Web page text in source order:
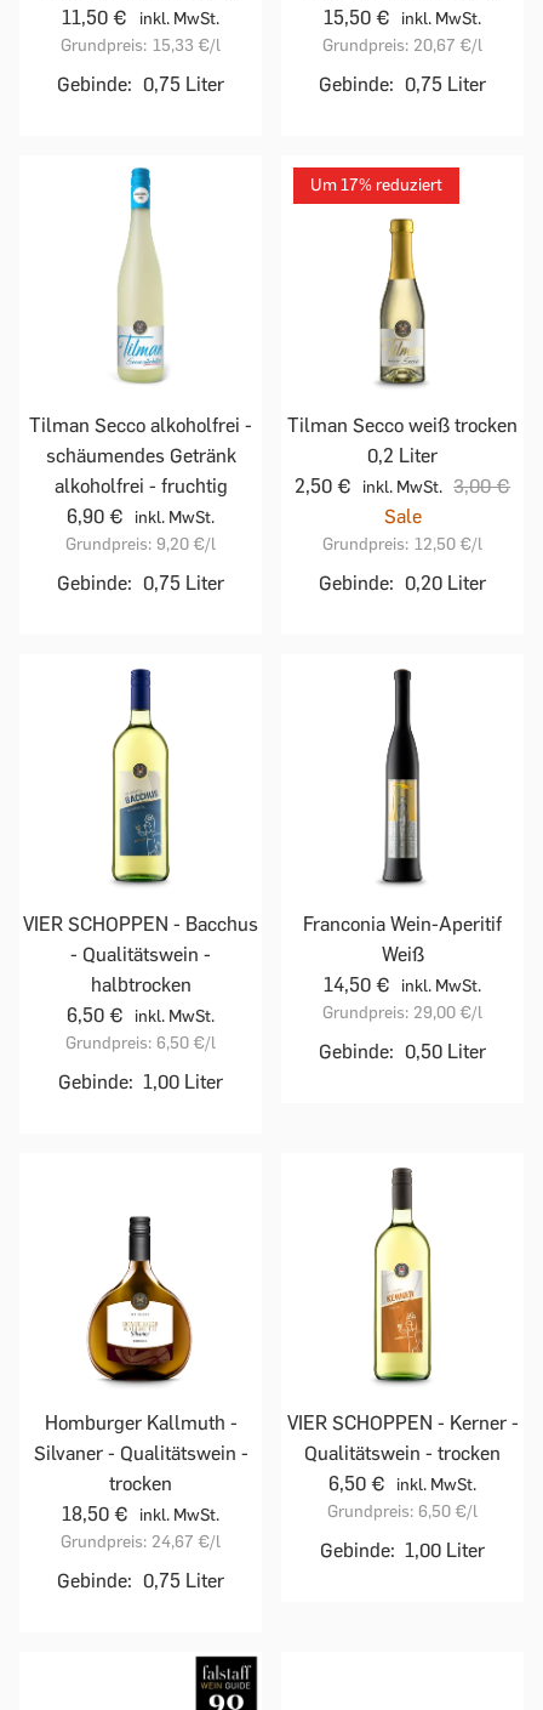
11,50 €
inkl. MwSt.
Grundpreis: 15,33 €/l
Gebinde: 0,75 Liter
15,50 €
inkl. MwSt.
Grundpreis: 20,67 €/l
Gebinde: 0,75 Liter
Tilman Secco alkoholfrei -
schäumendes Getränk
alkoholfrei - fruchtig
6,90 €
inkl. MwSt.
Grundpreis: 9,20 €/l
Gebinde: 0,75 Liter
Um 17% reduziert
Tilman Secco weiß trocken
0,2 Liter
2,50 €
inkl. MwSt. 3,00 €
Sale
Grundpreis: 12,50 €/l
Gebinde: 0,20 Liter
VIER SCHOPPEN - Bacchus
- Qualitätswein -
halbtrocken
6,50 €
inkl. MwSt.
Grundpreis: 6,50 €/l
Gebinde: 1,00 Liter
Franconia Wein-Aperitif
Weiß
14,50 €
inkl. MwSt.
Grundpreis: 29,00 €/l
Gebinde: 0,50 Liter
Homburger Kallmuth -
Silvaner - Qualitätswein -
trocken
18,50 €
inkl. MwSt.
Grundpreis: 24,67 €/l
Gebinde: 0,75 Liter
VIER SCHOPPEN - Kerner -
Qualitätswein - trocken
6,50 €
inkl. MwSt.
Grundpreis: 6,50 €/l
Gebinde: 1,00 Liter